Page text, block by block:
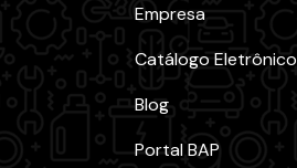
Empresa
Catálogo Eletrônico
Blog
Portal BAP